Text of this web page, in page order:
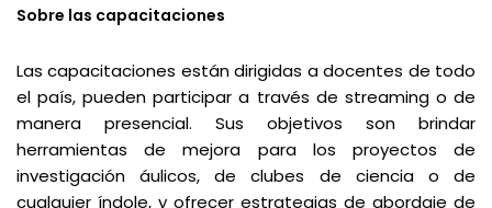
Sobre las capacitaciones
Las capacitaciones están dirigidas a docentes de todo
el país, pueden participar a través de streaming o de
manera presencial. Sus objetivos son brindar
herramientas de mejora para los proyectos de
investigación áulicos, de clubes de ciencia o de
cualquier índole, y ofrecer estrategias de abordaje de